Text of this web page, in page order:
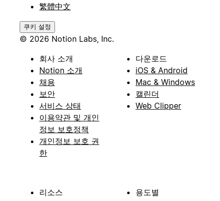
繁體中文
쿠키 설정
© 2026 Notion Labs, Inc.
회사 소개
Notion 소개
채용
보안
서비스 상태
이용약관 및 개인
정보 보호정책
개인정보 보호 권
한
다운로드
iOS & Android
Mac & Windows
캘린더
Web Clipper
리소스
용도별